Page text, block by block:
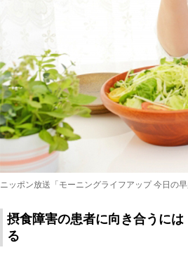
ニッポン放送「モーニングライフアップ 今日の早
摂食障害の患者に向き合うに
る